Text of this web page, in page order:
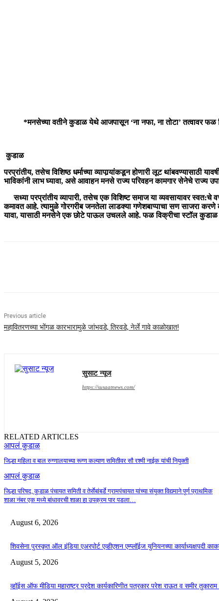
*मनसेच्या वतीने कुडाळ येथे आजपासून ‘ना नफा, ना तोटा’ तत्वावर फळ
कुडाळ
परप्रांतीय, तसेच विशिष्ठ धर्माच्या व्यापार्‍यांकडून होणारी लूट थांबवण्यासाठी
भाविकांनी लाभ घ्यावा, असे आवाहन मनसे राज्य परिवहन कामगार सेनेचे राज्य
सध्या परप्रांतीय व्यापारी, तसेच एक विशिष्ट समाज या व्यवसायावर स्वत:चे
कमावत आहे. त्यामुळे गोरगरीब जनतेला लाडक्या गणेशबाप्पाचा सण साजरा करणे
यावा, यासाठी मनसेने एक छोटे पाऊल उचलले आहे. फळ विक्रीचा स्टॉल कुडाळ
Previous article
महावितरणच्या भोंगळ कारभारामुळे जांभवडे, तिरवडे, नेर्ले गावे काळोखात!
सुसाट न्यूज
https://susaatnews.com/
RELATED ARTICLES
आपलं कुडाळ
जिल्हा महिला व बाल रुग्णालयाच्या रूग्ण कल्याण समितीवर सौ रश्मी नाईक यांची नियुक्ती
आपलं कुडाळ
जिल्हा परिषद, कुडाळ पंचायत समिती व तेर्सेबांबर्डे ग्रामपंचायत यांच्या संयुक्त विद्यमाने पूर्ण प्राथमिक
शाळा नंबर एक मध्ये बांधावरची शाळा हा उपक्रम पार पडला…
August 6, 2026
शिवसेना पुरस्कृत ऑल इंडिया एअरपोर्ट एव्हीएशन एम्प्लॉईज युनियनच्या कार्याध्यक्षपदी
August 5, 2026
व्हॉईस ऑफ मीडिया महाराष्ट्र प्रदेश कार्यकारिणीत पत्रकार परेश राऊत व समीर तुकाराम